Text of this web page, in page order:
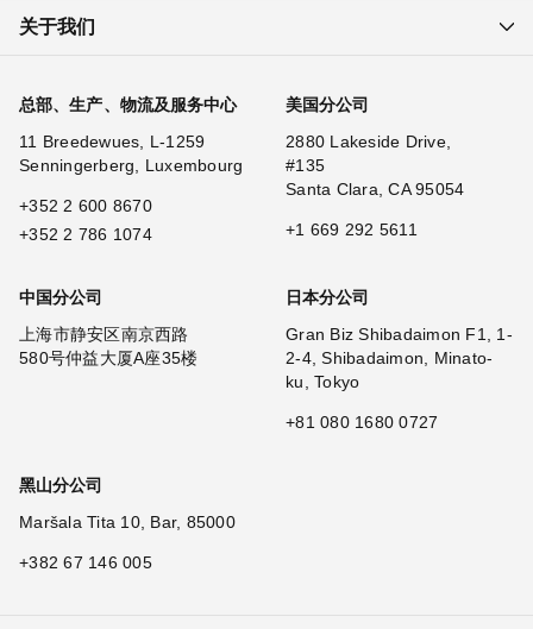
关于我们
总部、生产、物流及服务中心
11 Breedewues, L-1259
Senningerberg, Luxembourg
+352 2 600 8670
+352 2 786 1074
美国分公司
2880 Lakeside Drive,
#135
Santa Clara, CA 95054
+1 669 292 5611
中国分公司
上海市静安区南京西路
580号仲益大厦A座35楼
日本分公司
Gran Biz Shibadaimon F1, 1-
2-4, Shibadaimon, Minato-
ku, Tokyo
+81 080 1680 0727
黑山分公司
Maršala Tita 10, Bar, 85000
+382 67 146 005